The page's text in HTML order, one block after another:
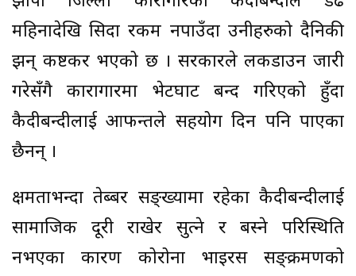
महिनादेखि सिदा रकम नपाउँदा उनीहरुको दैनिकी
झन् कष्टकर भएको छ । सरकारले लकडाउन जारी
गरेसँगै कारागारमा भेटघाट बन्द गरिएको हुँदा
कैदीबन्दीलाई आफन्तले सहयोग दिन पनि पाएका
छैनन् ।
क्षमताभन्दा तेब्बर सङ्ख्यामा रहेका कैदीबन्दीलाई
सामाजिक दूरी राखेर सुत्ने र बस्ने परिस्थिति
नभएका कारण कोरोना भाइरस सङ्क्रमणको